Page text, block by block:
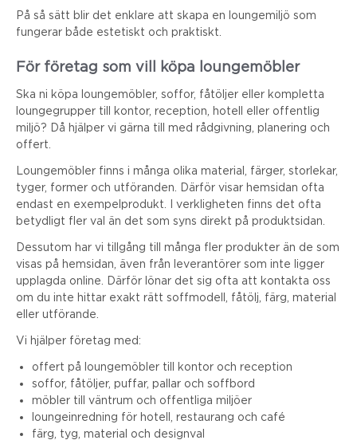
På så sätt blir det enklare att skapa en loungemiljö som
fungerar både estetiskt och praktiskt.
För företag som vill köpa loungemöbler
Ska ni köpa loungemöbler, soffor, fåtöljer eller kompletta
loungegrupper till kontor, reception, hotell eller offentlig
miljö? Då hjälper vi gärna till med rådgivning, planering och
offert.
Loungemöbler finns i många olika material, färger, storlekar,
tyger, former och utföranden. Därför visar hemsidan ofta
endast en exempelprodukt. I verkligheten finns det ofta
betydligt fler val än det som syns direkt på produktsidan.
Dessutom har vi tillgång till många fler produkter än de som
visas på hemsidan, även från leverantörer som inte ligger
upplagda online. Därför lönar det sig ofta att kontakta oss
om du inte hittar exakt rätt soffmodell, fåtölj, färg, material
eller utförande.
Vi hjälper företag med:
offert på loungemöbler till kontor och reception
soffor, fåtöljer, puffar, pallar och soffbord
möbler till väntrum och offentliga miljöer
loungeinredning för hotell, restaurang och café
färg, tyg, material och designval